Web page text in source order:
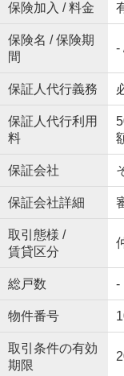
保険加入 / 料金
保険名 / 保険期
間
-
保証人代行義務
保証人代行利用
料
保証会社
保証会社詳細
取引態様 /
賃貸区分
総戸数 -
物件番号
取引条件の有効
期限